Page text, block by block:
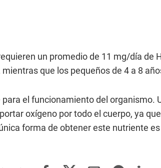
un promedio de 11 mg/día de
que los pequeños de 4 a 8
el funcionamiento del organismo.
oxígeno por todo el cuerpo, ya
forma de obtener este nutriente